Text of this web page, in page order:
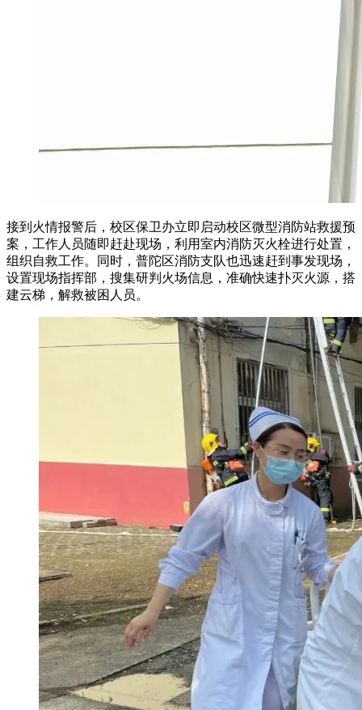
接到火情报警后，校区保卫办立即启动校区微型消防站救援预
案，工作人员随即赶赴现场，利用室内消防灭火栓进行处置，
组织自救工作。同时，普陀区消防支队也迅速赶到事发现场，
设置现场指挥部，搜集研判火场信息，准确快速扑灭火源，搭
建云梯，解救被困人员。